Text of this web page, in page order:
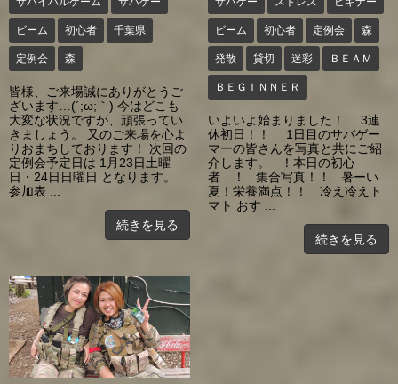
ビーム 初心者 千葉県
定例会 森
皆様、ご来場誠にありがとうご
ざいます…(´;ω;｀) 今はどこも
大変な状況ですが、頑張ってい
きましょう。 又のご来場を心よ
りおまちしております！ 次回の
定例会予定日は 1月23日土曜
日・24日日曜日 となります。
参加表 ...
続きを見る
ビーム 初心者 定例会 森
発散 貸切 迷彩 ＢＥＡＭ
ＢＥＧＩＮＮＥＲ
いよいよ始まりました！ 3連
休初日！！ 1日目のサバゲー
マーの皆さんを写真と共にご紹
介します。 ！本日の初心
者 ！ 集合写真！！ 暑ーい
夏！栄養満点！！ 冷え冷えト
マト おす ...
続きを見る